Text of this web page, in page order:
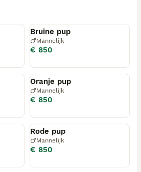
Bruine pup
Mannelijk
€ 850
Gereserveerd
Oranje pup
Mannelijk
€ 850
Gereserveerd
Rode pup
Mannelijk
€ 850
Geplaatst